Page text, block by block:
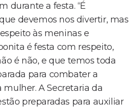
durante a festa. “É
devemos nos divertir, mas
às meninas e
é festa com respeito,
é não, e que temos toda
para combater a
mulher. A Secretaria da
preparadas para auxiliar